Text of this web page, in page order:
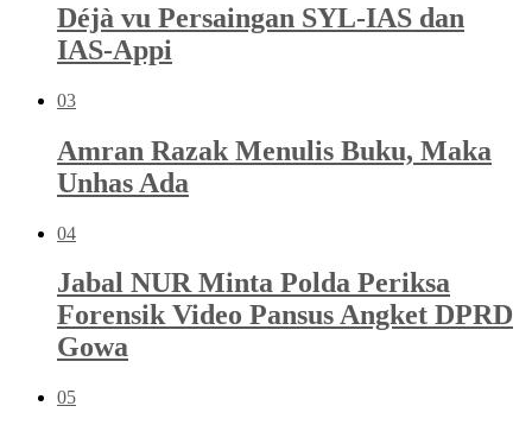
Déjà vu Persaingan SYL-IAS dan
IAS-Appi
03
Amran Razak Menulis Buku, Maka
Unhas Ada
04
Jabal NUR Minta Polda Periksa
Forensik Video Pansus Angket DPRD
Gowa
05